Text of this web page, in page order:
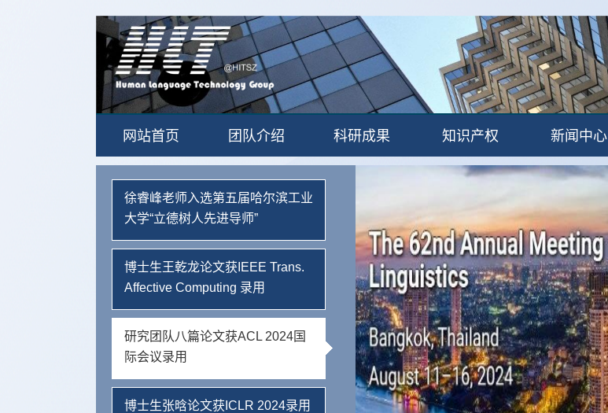
网站首页 团队介绍 科研成果 知识产权 新闻中心
徐睿峰老师入选第五届哈尔滨工业
大学“立德树人先进导师”
博士生王乾龙论文获IEEE Trans.
Affective Computing 录用
研究团队八篇论文获ACL 2024国
际会议录用
博士生张晗论文获ICLR 2024录用